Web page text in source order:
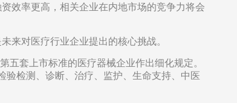
效率更高，相关企业在内地市场的竞争力将会
来对医疗行业企业提出的核心挑战。
五套上市标准的医疗器械企业作出细化规定。
检测、诊断、治疗、监护、生命支持、中医